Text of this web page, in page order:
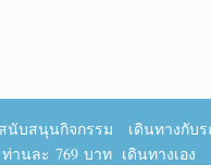
สนับสนุนกิจกรรม เดินทางกับร
769 บาท เดินทางเอง